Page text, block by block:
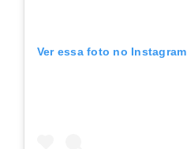
Ver essa foto no Instagram